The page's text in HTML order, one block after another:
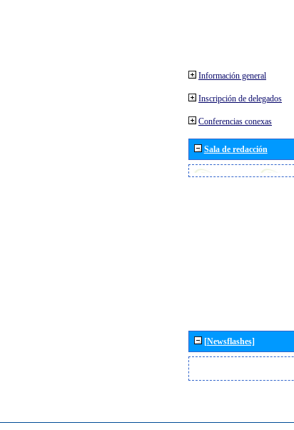
Información general
Inscripción de delegados
Conferencias conexas
Sala de redacción
[Newsflashes]